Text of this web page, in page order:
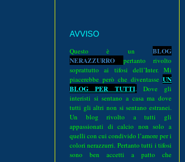
AVVISO
Questo è un BLOG
NERAZZURRO pertanto rivolto
soprattutto ai tifosi dell’Inter. Mi
piacerebbe però che diventasse UN
BLOG PER TUTTI.
Dove gli
interisti si sentano a casa ma dove
tutti gli altri non si sentano estranei.
Un blog rivolto a tutti gli
appassionati di calcio non solo a
quelli con cui condivido l’amore per i
colori nerazzurri. Pertanto tutti i tifosi
sono ben accetti a patto che